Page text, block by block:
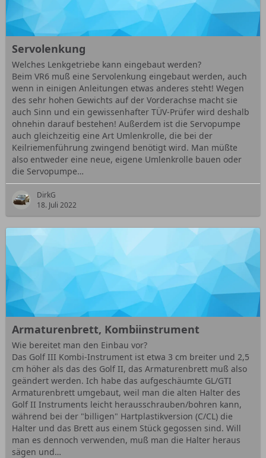
Servolenkung
Welches Lenkgetriebe kann eingebaut werden?
Beim VR6 muß eine Servolenkung eingebaut werden, auch
wenn in einigen Anleitungen etwas anderes steht! Wegen
des sehr hohen Gewichts auf der Vorderachse macht sie
auch Sinn und ein gewissenhafter TÜV-Prüfer wird deshalb
ohnehin darauf bestehen! Außerdem ist die Servopumpe
auch gleichzeitig eine Art Umlenkrolle, die bei der
Keilriemenführung zwingend benötigt wird. Man müßte
also entweder eine neue, eigene Umlenkrolle bauen oder
die Servopumpe…
DirkG
18. Juli 2022
Armaturenbrett, Kombiinstrument
Wie bereitet man den Einbau vor?
Das Golf III Kombi-Instrument ist etwa 3 cm breiter und 2,5
cm höher als das des Golf II, das Armaturenbrett muß also
geändert werden. Ich habe das aufgeschäumte GL/GTI
Armaturenbrett umgebaut, weil man die alten Halter des
Golf II Instruments leicht herausschrauben/bohren kann,
während bei der "billigen" Hartplastikversion (C/CL) die
Halter und das Brett aus einem Stück gegossen sind. Will
man es dennoch verwenden, muß man die Halter heraus
sägen und…